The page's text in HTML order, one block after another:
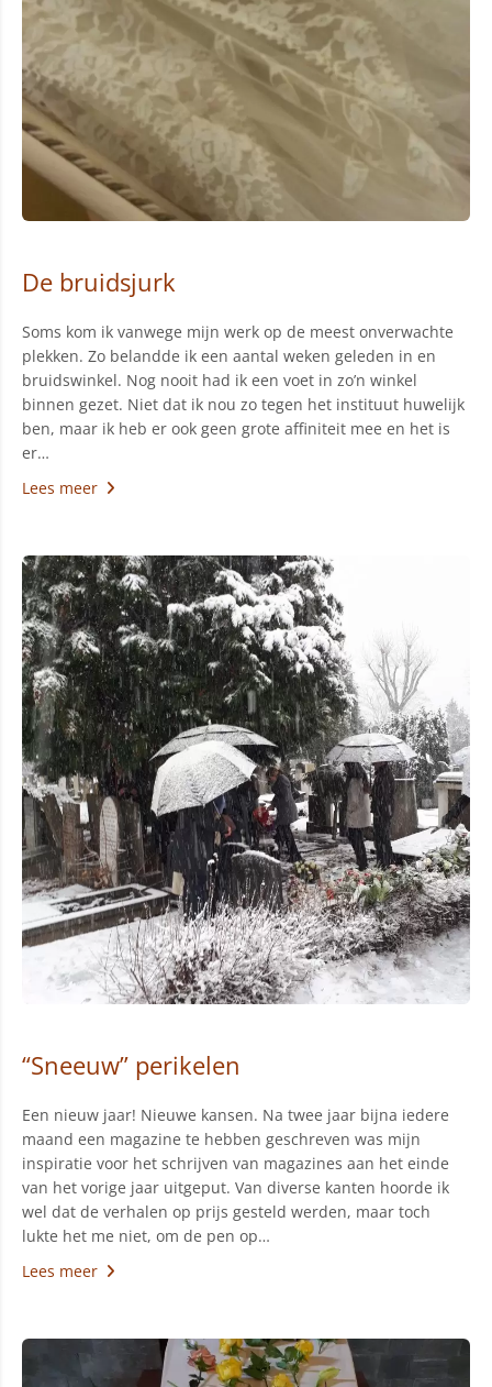
De bruidsjurk
Soms kom ik vanwege mijn werk op de meest onverwachte
plekken. Zo belandde ik een aantal weken geleden in en
bruidswinkel. Nog nooit had ik een voet in zo’n winkel
binnen gezet. Niet dat ik nou zo tegen het instituut huwelijk
ben, maar ik heb er ook geen grote affiniteit mee en het is
er…
Lees meer
“Sneeuw” perikelen
Een nieuw jaar! Nieuwe kansen. Na twee jaar bijna iedere
maand een magazine te hebben geschreven was mijn
inspiratie voor het schrijven van magazines aan het einde
van het vorige jaar uitgeput. Van diverse kanten hoorde ik
wel dat de verhalen op prijs gesteld werden, maar toch
lukte het me niet, om de pen op…
Lees meer